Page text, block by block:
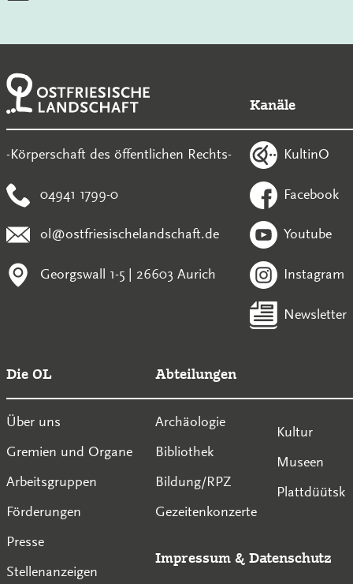
-Körperschaft des öffentlichen Rechts-
04941 1799-0
ol@ostfriesischelandschaft.de
Georgswall 1-5 | 26603 Aurich
Kanäle
KultinO
Facebook
Youtube
Instagram
Newsletter
Die OL
Über uns
Gremien und Organe
Arbeitsgruppen
Förderungen
Presse
Stellenanzeigen
Abteilungen
Archäologie
Bibliothek
Bildung/RPZ
Gezeitenkonzerte
Kultur
Museen
Plattdüütsk
Impressum & Datenschutz